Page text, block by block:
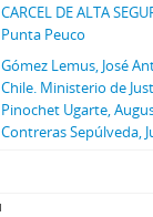
CARCEL DE ALTA
Punta Peuco
Gómez Lemus, José
Chile. Ministerio de
Pinochet Ugarte,
Contreras Sepúlveda,